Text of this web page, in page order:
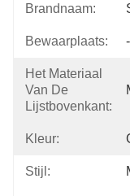
Brandnaam:
Bewaarplaats:
Het Materiaal
Van De
Lijstbovenkant:
Kleur:
Stijl: